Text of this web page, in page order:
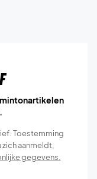
Toestemming
aanmeldt,
gegevens.